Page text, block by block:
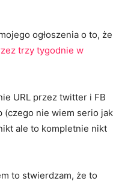
ogłoszenia o to, że
trzy tygodnie w
URL przez twitter i FB
(czego nie wiem serio jak
ale to kompletnie nikt
to stwierdzam, że to